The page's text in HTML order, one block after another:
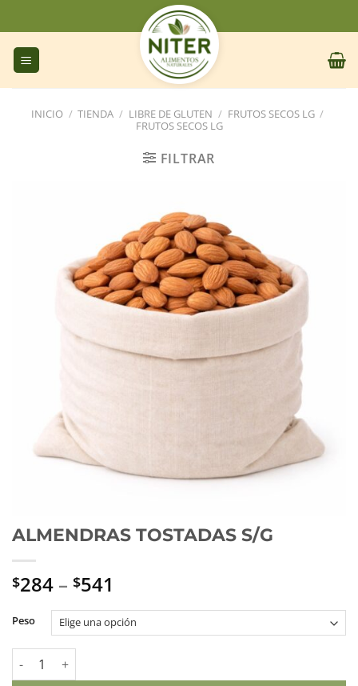
al
contenido
INICIO / TIENDA / LIBRE DE GLUTEN / FRUTOS SECOS LG /
FRUTOS SECOS LG
FILTRAR
ALMENDRAS TOSTADAS S/G
$284 – $541
Peso
ALMENDRAS TOSTADAS S/G cantidad